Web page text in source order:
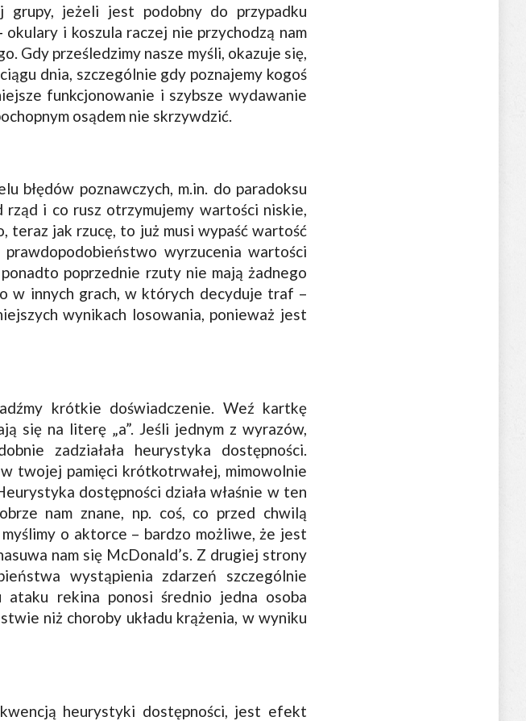
grupy, jeżeli jest podobny do przypadku
okulary i koszula raczej nie przychodzą nam
Gdy prześledzimy nasze myśli, okazuje się,
dnia, szczególnie gdy poznajemy kogoś
funkcjonowanie i szybsze wydawanie
osądem nie skrzywdzić.
błędów poznawczych, m.in. do paradoksu
i co rusz otrzymujemy wartości niskie,
teraz jak rzucę, to już musi wypaść wartość
wyrzucenia wartości
poprzednie rzuty nie mają żadnego
w innych grach, w których decyduje traf –
wynikach losowania, ponieważ jest
krótkie doświadczenie. Weź kartkę
się na literę „a”. Jeśli jednym z wyrazów,
zadziałała heurystyka dostępności.
twojej pamięci krótkotrwałej, mimowolnie
dostępności działa właśnie w ten
nam znane, np. coś, co przed chwilą
o aktorce – bardzo możliwe, że jest
nam się McDonald’s. Z drugiej strony
wystąpienia zdarzeń szczególnie
ataku rekina ponosi średnio jedna osoba
niż choroby układu krążenia, w wyniku
heurystyki dostępności, jest efekt